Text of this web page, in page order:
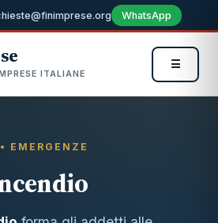
WhatsApp
ITALIANE
☰
EMERGENZE